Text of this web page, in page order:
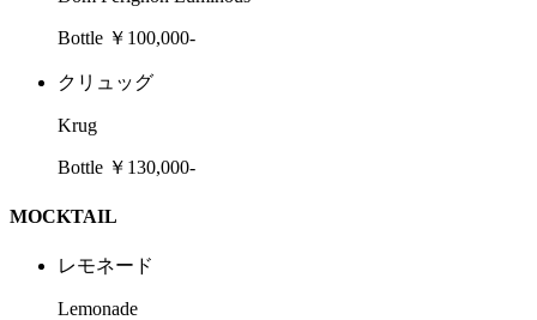
Bottle ￥100,000-
クリュッグ
Krug
Bottle ￥130,000-
MOCKTAIL
レモネード
Lemonade